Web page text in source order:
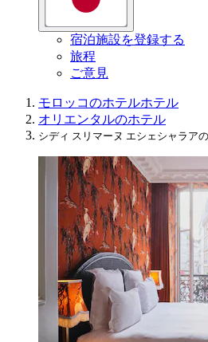
宿泊施設を登録する
旅程
ご意見
モロッコのホテルホテル
オリエンタルのホテル
シディ スリマーヌ エシェシャラア